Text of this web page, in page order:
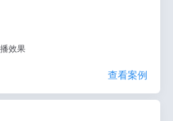
效果
查看案例